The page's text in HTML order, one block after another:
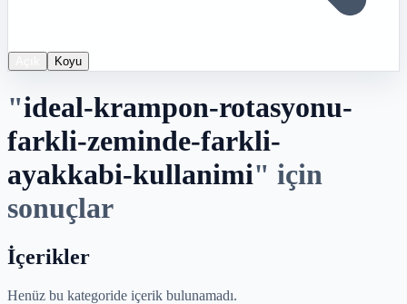
Koyu
"ideal-krampon-rotasyonu-
farkli-zeminde-farkli-
ayakkabi-kullanimi" için
sonuçlar
İçerikler
Henüz bu kategoride içerik bulunamadı.